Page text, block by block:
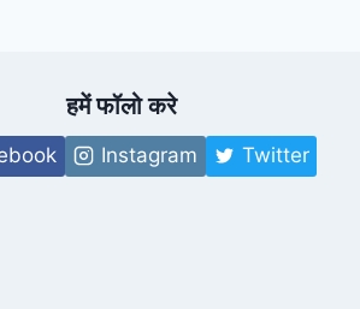
हमें फॉलो करे
Instagram Twitter